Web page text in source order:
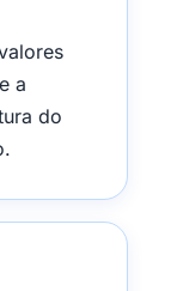
a
do